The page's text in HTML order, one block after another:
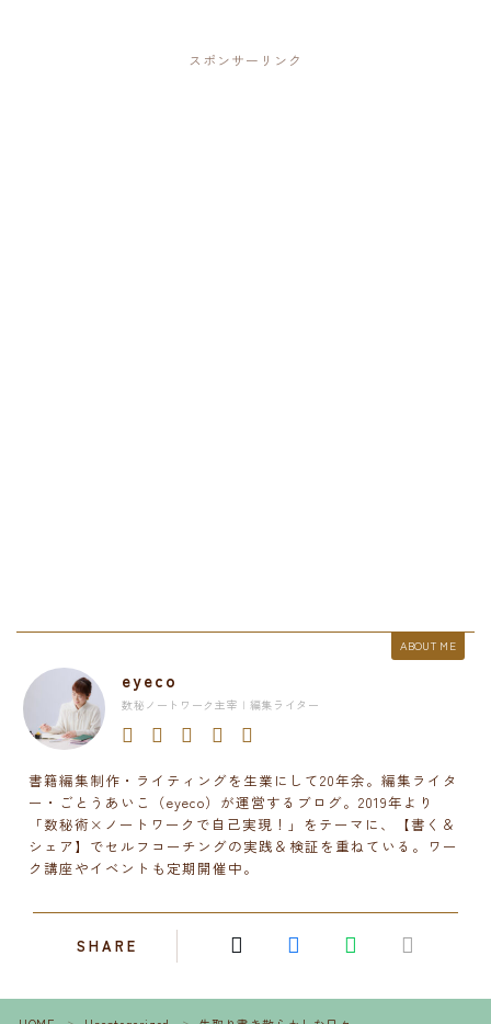
スポンサーリンク
ABOUT ME
eyeco
数秘ノートワーク主宰 | 編集ライター
書籍編集制作・ライティングを生業にして20年余。編集ライタ
ー・ごとうあいこ（eyeco）が運営するブログ。2019年より
「数秘術×ノートワークで自己実現！」をテーマに、【書く＆
シェア】でセルフコーチングの実践＆検証を重ねている。ワー
ク講座やイベントも定期開催中。
SHARE